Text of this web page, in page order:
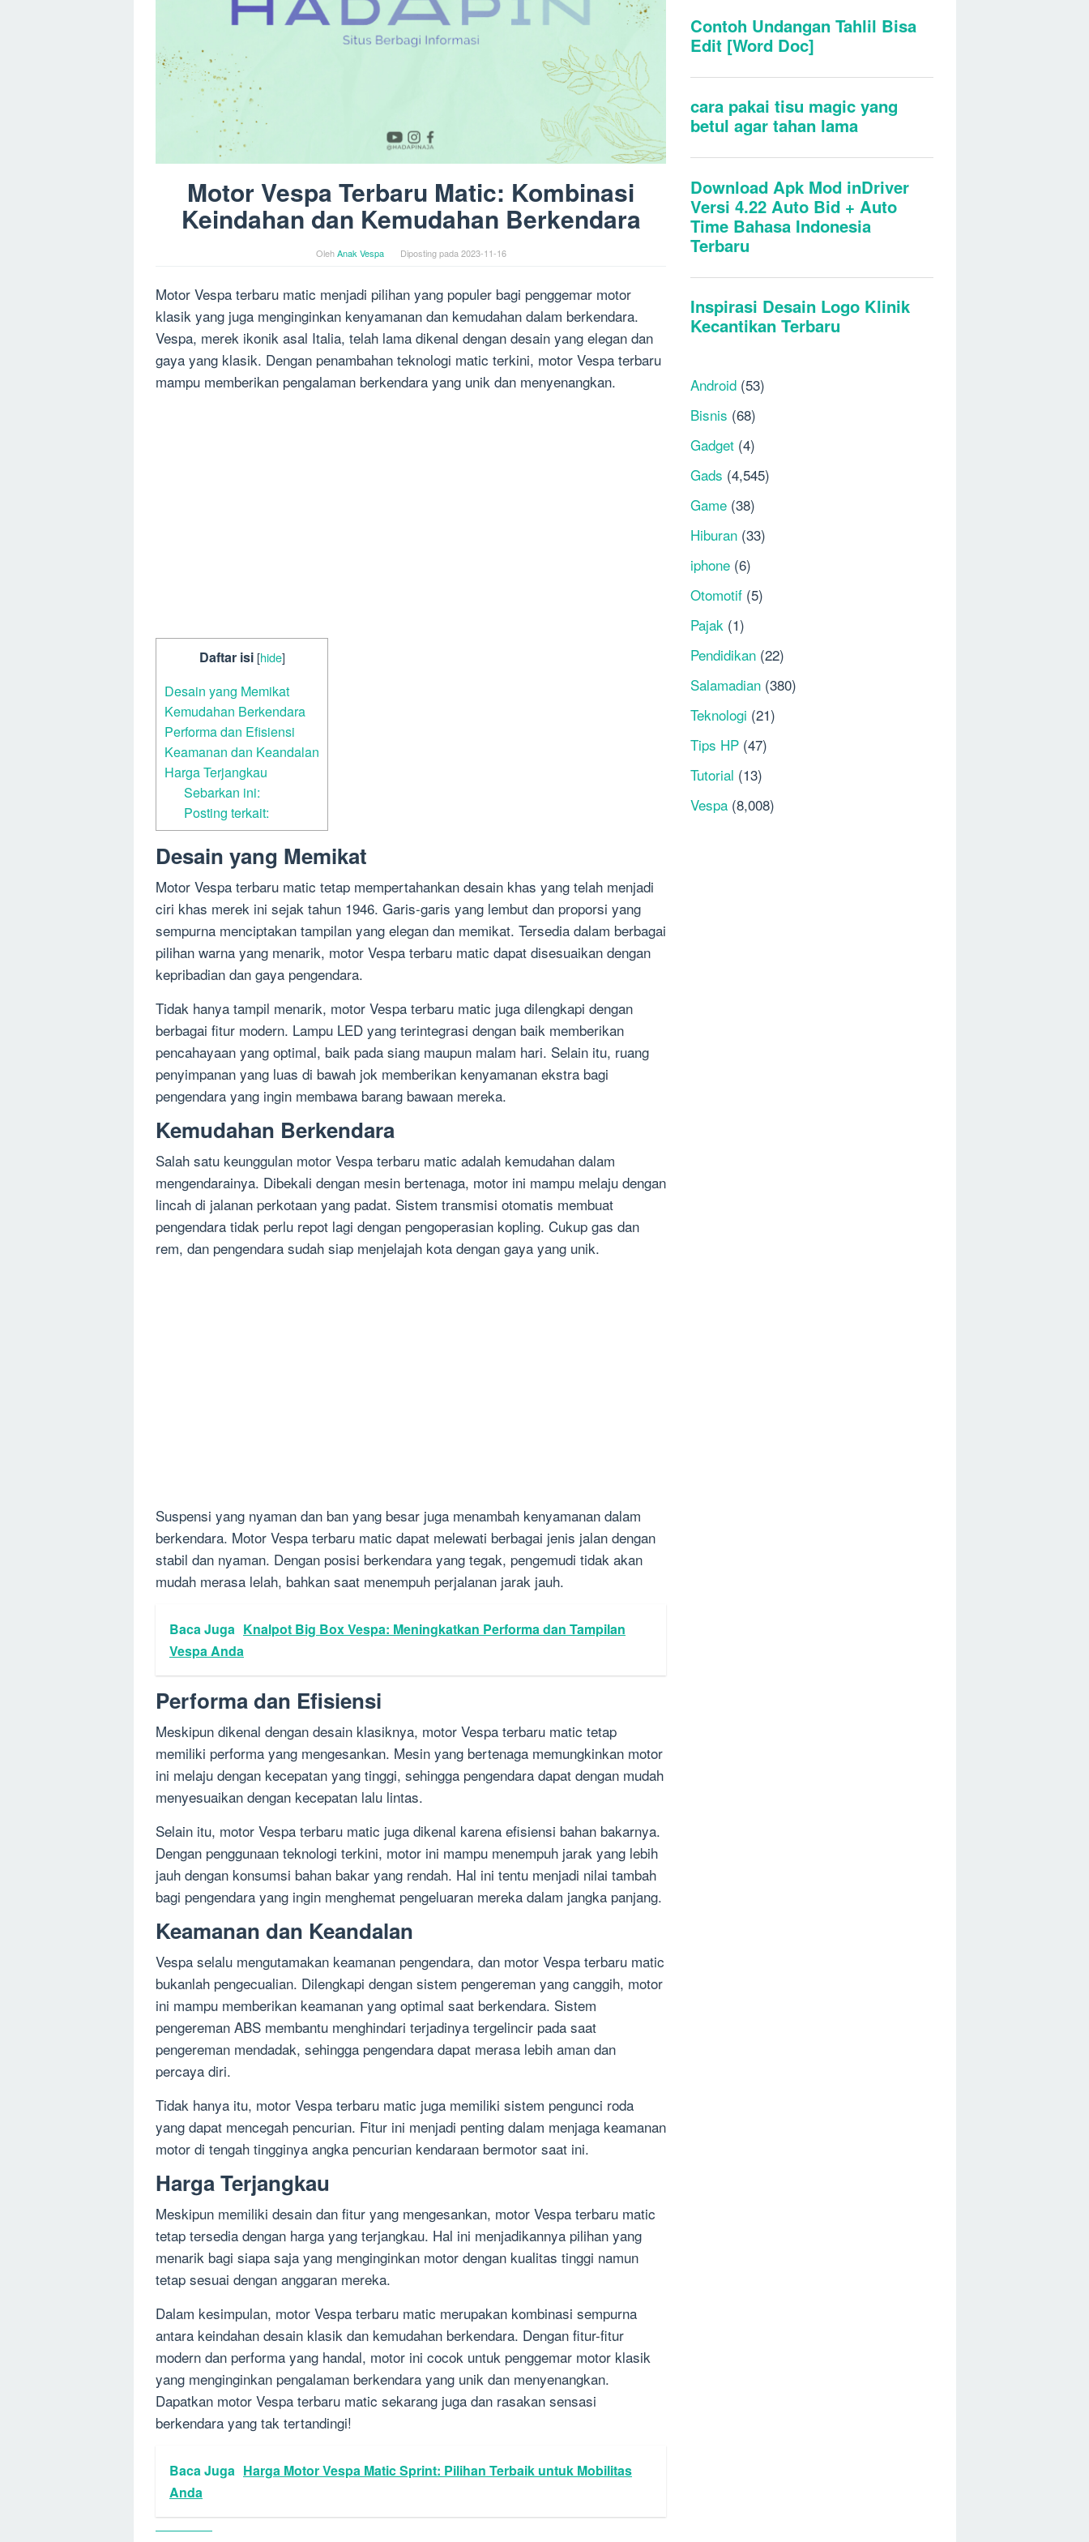
Motor Vespa Terbaru Matic: Kombinasi
Keindahan dan Kemudahan Berkendara
OlehAnak Vespa Diposting pada2023-11-16
Motor Vespa terbaru matic menjadi pilihan yang populer bagi penggemar motor
klasik yang juga menginginkan kenyamanan dan kemudahan dalam berkendara.
Vespa, merek ikonik asal Italia, telah lama dikenal dengan desain yang elegan dan
gaya yang klasik. Dengan penambahan teknologi matic terkini, motor Vespa terbaru
mampu memberikan pengalaman berkendara yang unik dan menyenangkan.
Daftar isi [hide]
Desain yang Memikat
Kemudahan Berkendara
Performa dan Efisiensi
Keamanan dan Keandalan
Harga Terjangkau
Sebarkan ini:
Posting terkait:
Desain yang Memikat
Motor Vespa terbaru matic tetap mempertahankan desain khas yang telah menjadi
ciri khas merek ini sejak tahun 1946. Garis-garis yang lembut dan proporsi yang
sempurna menciptakan tampilan yang elegan dan memikat. Tersedia dalam berbagai
pilihan warna yang menarik, motor Vespa terbaru matic dapat disesuaikan dengan
kepribadian dan gaya pengendara.
Tidak hanya tampil menarik, motor Vespa terbaru matic juga dilengkapi dengan
berbagai fitur modern. Lampu LED yang terintegrasi dengan baik memberikan
pencahayaan yang optimal, baik pada siang maupun malam hari. Selain itu, ruang
penyimpanan yang luas di bawah jok memberikan kenyamanan ekstra bagi
pengendara yang ingin membawa barang bawaan mereka.
Kemudahan Berkendara
Salah satu keunggulan motor Vespa terbaru matic adalah kemudahan dalam
mengendarainya. Dibekali dengan mesin bertenaga, motor ini mampu melaju dengan
lincah di jalanan perkotaan yang padat. Sistem transmisi otomatis membuat
pengendara tidak perlu repot lagi dengan pengoperasian kopling. Cukup gas dan
rem, dan pengendara sudah siap menjelajah kota dengan gaya yang unik.
Suspensi yang nyaman dan ban yang besar juga menambah kenyamanan dalam
berkendara. Motor Vespa terbaru matic dapat melewati berbagai jenis jalan dengan
stabil dan nyaman. Dengan posisi berkendara yang tegak, pengemudi tidak akan
mudah merasa lelah, bahkan saat menempuh perjalanan jarak jauh.
Baca Juga Knalpot Big Box Vespa: Meningkatkan Performa dan Tampilan
Vespa Anda
Performa dan Efisiensi
Meskipun dikenal dengan desain klasiknya, motor Vespa terbaru matic tetap
memiliki performa yang mengesankan. Mesin yang bertenaga memungkinkan motor
ini melaju dengan kecepatan yang tinggi, sehingga pengendara dapat dengan mudah
menyesuaikan dengan kecepatan lalu lintas.
Selain itu, motor Vespa terbaru matic juga dikenal karena efisiensi bahan bakarnya.
Dengan penggunaan teknologi terkini, motor ini mampu menempuh jarak yang lebih
jauh dengan konsumsi bahan bakar yang rendah. Hal ini tentu menjadi nilai tambah
bagi pengendara yang ingin menghemat pengeluaran mereka dalam jangka panjang.
Keamanan dan Keandalan
Vespa selalu mengutamakan keamanan pengendara, dan motor Vespa terbaru matic
bukanlah pengecualian. Dilengkapi dengan sistem pengereman yang canggih, motor
ini mampu memberikan keamanan yang optimal saat berkendara. Sistem
pengereman ABS membantu menghindari terjadinya tergelincir pada saat
pengereman mendadak, sehingga pengendara dapat merasa lebih aman dan
percaya diri.
Tidak hanya itu, motor Vespa terbaru matic juga memiliki sistem pengunci roda
yang dapat mencegah pencurian. Fitur ini menjadi penting dalam menjaga keamanan
motor di tengah tingginya angka pencurian kendaraan bermotor saat ini.
Harga Terjangkau
Meskipun memiliki desain dan fitur yang mengesankan, motor Vespa terbaru matic
tetap tersedia dengan harga yang terjangkau. Hal ini menjadikannya pilihan yang
menarik bagi siapa saja yang menginginkan motor dengan kualitas tinggi namun
tetap sesuai dengan anggaran mereka.
Dalam kesimpulan, motor Vespa terbaru matic merupakan kombinasi sempurna
antara keindahan desain klasik dan kemudahan berkendara. Dengan fitur-fitur
modern dan performa yang handal, motor ini cocok untuk penggemar motor klasik
yang menginginkan pengalaman berkendara yang unik dan menyenangkan.
Dapatkan motor Vespa terbaru matic sekarang juga dan rasakan sensasi
berkendara yang tak tertandingi!
Baca Juga Harga Motor Vespa Matic Sprint: Pilihan Terbaik untuk Mobilitas
Anda
Android (53)
Bisnis (68)
Gadget (4)
Gads (4,545)
Game (38)
Hiburan (33)
iphone (6)
Otomotif (5)
Pajak (1)
Pendidikan (22)
Salamadian (380)
Teknologi (21)
Tips HP (47)
Tutorial (13)
Vespa (8,008)